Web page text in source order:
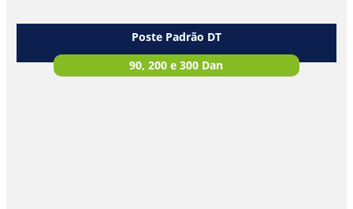
Poste Padrão DT
90, 200 e 300 Dan